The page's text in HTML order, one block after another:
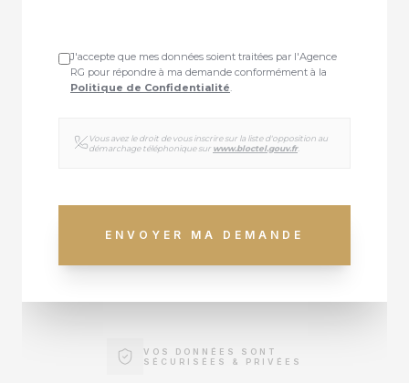
J'accepte que mes données soient traitées par l'Agence
RG pour répondre à ma demande conformément à la
Politique de Confidentialité
Vous avez le droit de vous inscrire sur la liste d'opposition au
démarchage téléphonique sur www.bloctel.gouv.fr.
ENVOYER MA DEMANDE
VOS DONNÉES SONT
SÉCURISÉES & PRIVÉES